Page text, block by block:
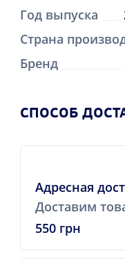
Год выпуска
Страна
Бренд
CПОСОБ
Адресная
Доставим
550 грн